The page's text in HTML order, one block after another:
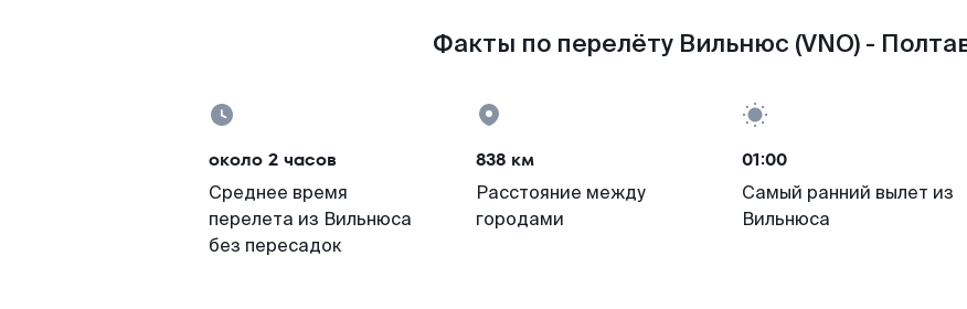
Факты по перелёту Вильнюс (VNO) -
около 2 часов
Среднее время
перелета из Вильнюса
без пересадок
838 км
Расстояние между
городами
01:00
Самый ранний вылет из
Вильнюса